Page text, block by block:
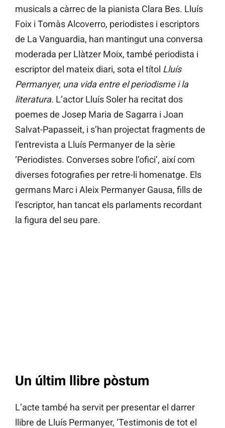
musicals a càrrec de la pianista Clara Bes. Lluís
Foix i Tomàs Alcoverro, periodistes i escriptors
de La Vanguardia, han mantingut una conversa
moderada per Llàtzer Moix, també periodista i
escriptor del mateix diari, sota el títol Lluís
Permanyer, una vida entre el periodisme i la
literatura. L’actor Lluís Soler ha recitat dos
poemes de Josep Maria de Sagarra i Joan
Salvat-Papasseit, i s’han projectat fragments de
l’entrevista a Lluís Permanyer de la sèrie
‘Periodistes. Converses sobre l’ofici’, així com
diverses fotografies per retre-li homenatge. Els
germans Marc i Aleix Permanyer Gausa, fills de
l’escriptor, han tancat els parlaments recordant
la figura del seu pare.
Un últim llibre pòstum
L’acte també ha servit per presentar el darrer
llibre de Lluís Permanyer, ‘Testimonis de tot el